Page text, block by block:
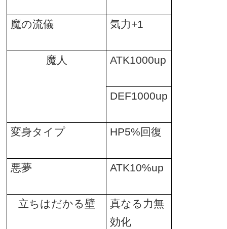
魔の流儀 気力+1
魔人 ATK1000up
DEF1000up
変身タイプ HP5%回復
悪夢 ATK10%up
立ちはだかる壁
真なる力無
効化